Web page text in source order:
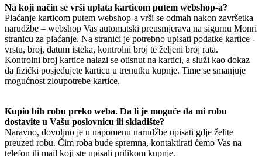
Na koji način se vrši uplata karticom putem webshop-a?
Plaćanje karticom putem webshop-a vrši se odmah nakon završetka
narudžbe – webshop Vas automatski preusmjerava na sigurnu Monri
stranicu za plaćanje. Na stranici je potrebno upisati podatke kartice -
vrstu, broj, datum isteka, kontrolni broj te željeni broj rata.
Kontrolni broj kartice nalazi se otisnut na kartici, a služi kao dokaz
da fizički posjedujete karticu u trenutku kupnje. Time se smanjuje
mogućnost zloupotrebe kartice.
Kupio bih robu preko weba. Da li je moguće da mi robu
dostavite u Vašu poslovnicu ili skladište?
Naravno, dovoljno je u napomenu narudžbe upisati gdje želite
preuzeti robu. Čim roba bude spremna, kontaktirati ćemo Vas na
telefon ili mail koji ste upisali prilikom kupnje.